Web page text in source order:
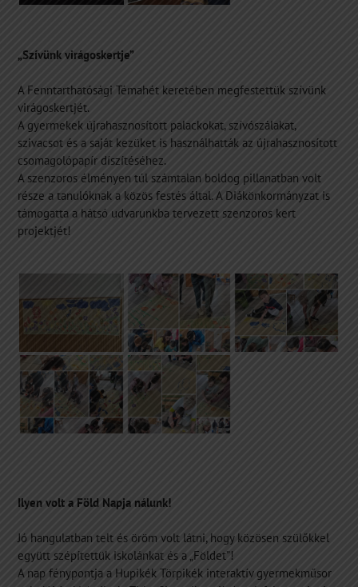
„Szívünk virágoskertje”
A Fenntarthatósági Témahét keretében megfestettük szívünk
virágoskertjét.
A gyermekek újrahasznosított palackokat, szívószálakat,
szivacsot és a saját kezüket is használhatták az újrahasznosított
csomagolópapír díszítéséhez.
A szenzoros élményen túl számtalan boldog pillanatban volt
része a tanulóknak a közös festés által. A Diákönkormányzat is
támogatta a hátsó udvarunkba tervezett szenzoros kert
projektjét!
Ilyen volt a Föld Napja nálunk!
Jó hangulatban telt és öröm volt látni, hogy közösen szülőkkel
együtt szépítettük iskolánkat és a „Földet”!
A nap fénypontja a Hupikék Törpikék interaktív gyermekműsor